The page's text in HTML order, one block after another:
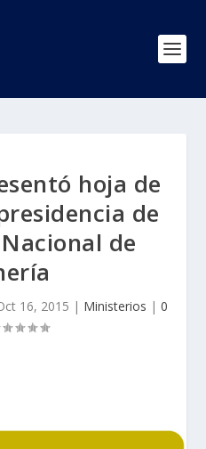
hoja de
de
de
16, 2015 | Ministerios | 0